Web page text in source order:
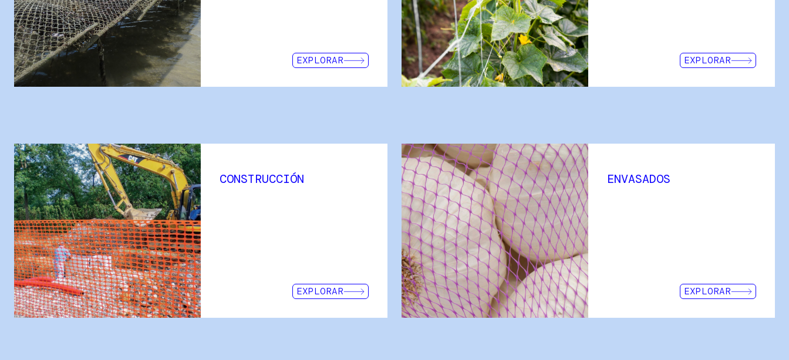
pulpo...). En INTERMAS escuchamos a nuestros clientes y
estamos a su lado para acompañarles y encontrar junto a
ellos las mejores opciones a partir de las mallas que
fabricamos.
EXPLORAR EXPLORAR
CONSTRUCCIÓN
El mundo de la edificación, de la obra pública y de la
minería es uno de los sectores más importantes de la
actividad económica mundial. Dentro de este ámbito,
INTERMAS es, desde hace más de treinta años, una
referencia, gracias a sus filiales de Intermas France e
Intermas Italia y al esfuerzo incansable de buscar
soluciones de calidad para facilitar los trabajos de
construcción.
EXPLORAR
ENVASADOS
EXPLORAR